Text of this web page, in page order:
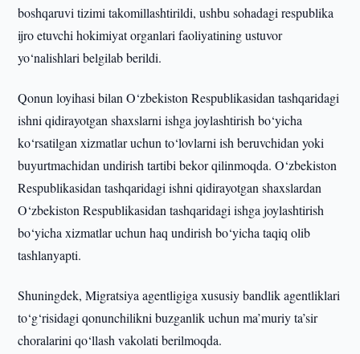
boshqaruvi tizimi takomillashtirildi, ushbu sohadagi respublika
ijro etuvchi hokimiyat organlari faoliyatining ustuvor
yo‘nalishlari belgilab berildi.
Qonun loyihasi bilan O‘zbekiston Respublikasidan tashqaridagi
ishni qidirayotgan shaxslarni ishga joylashtirish bo‘yicha
ko‘rsatilgan xizmatlar uchun to‘lovlarni ish beruvchidan yoki
buyurtmachidan undirish tartibi bekor qilinmoqda. O‘zbekiston
Respublikasidan tashqaridagi ishni qidirayotgan shaxslardan
O‘zbekiston Respublikasidan tashqaridagi ishga joylashtirish
bo‘yicha xizmatlar uchun haq undirish bo‘yicha taqiq olib
tashlanyapti.
Shuningdek, Migratsiya agentligiga xususiy bandlik agentliklari
to‘g‘risidagi qonunchilikni buzganlik uchun ma’muriy ta’sir
choralarini qo‘llash vakolati berilmoqda.